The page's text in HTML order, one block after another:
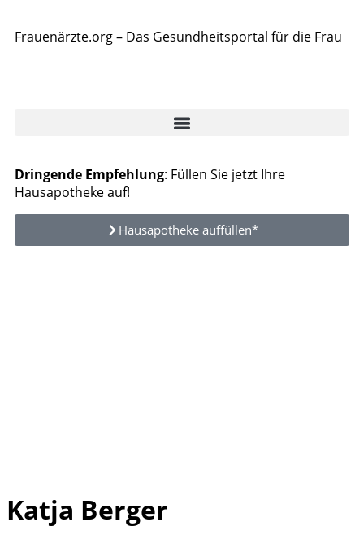
Frauenärzte.org – Das Gesundheitsportal für die Frau
Dringende Empfehlung: Füllen Sie jetzt Ihre
Hausapotheke auf!
Hausapotheke auffüllen*
Katja Berger